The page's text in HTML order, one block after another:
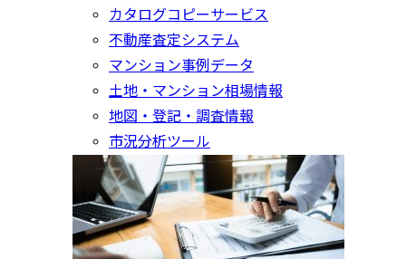
カタログコピーサービス
不動産査定システム
マンション事例データ
土地・マンション相場情報
地図・登記・調査情報
市況分析ツール